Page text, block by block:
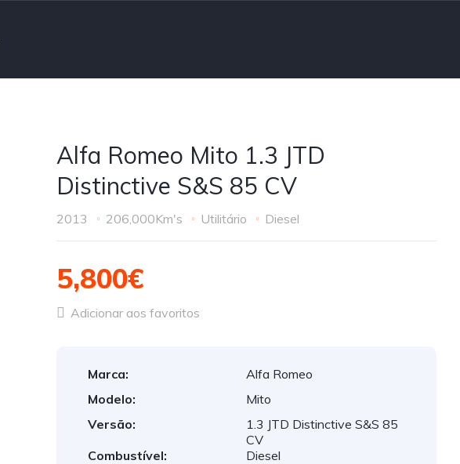
Alfa Romeo Mito 1.3 JTD
Distinctive S&S 85 CV
2013 206,000Km's Utilitário Diesel
5,800€
Adicionar aos favoritos
Marca:
Alfa Romeo
Modelo:
Mito
Versão:
1.3 JTD Distinctive S&S 85
CV
Combustível:
Diesel